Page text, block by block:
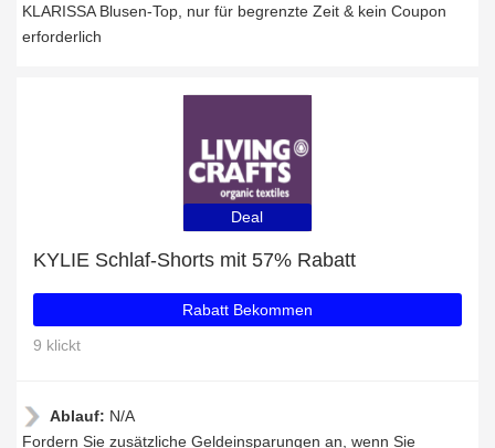
KLARISSA Blusen-Top, nur für begrenzte Zeit & kein Coupon
erforderlich
Deal
KYLIE Schlaf-Shorts mit 57% Rabatt
Rabatt Bekommen
9 klickt
Ablauf: N/A
Fordern Sie zusätzliche Geldeinsparungen an, wenn Sie